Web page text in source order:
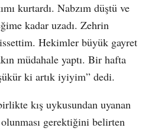
kurtardı. Nabzım düştü ve
kadar uzadı. Zehrin
Hekimler büyük gayret
müdahale yaptı. Bir hafta
ki artık iyiyim” dedi.
kış uykusundan uyanan
gerektiğini belirten